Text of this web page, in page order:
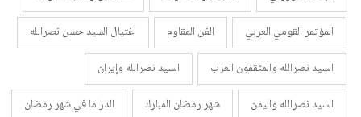
المؤتمر القومي العربي
الفن المقاوم
اغتيال السيد حسن نصرالله
السيد نصرالله والمثقفون العرب
السيد نصرالله وإيران
السيد نصرالله واليمن
شهر رمضان المبارك
الدراما في شهر رمضان